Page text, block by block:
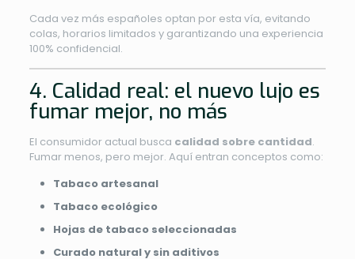
Cada vez más españoles optan por esta vía, evitando
colas, horarios limitados y garantizando una experiencia
100% confidencial.
4. Calidad real: el nuevo lujo es
fumar mejor, no más
El consumidor actual busca calidad sobre cantidad.
Fumar menos, pero mejor. Aquí entran conceptos como:
Tabaco artesanal
Tabaco ecológico
Hojas de tabaco seleccionadas
Curado natural y sin aditivos